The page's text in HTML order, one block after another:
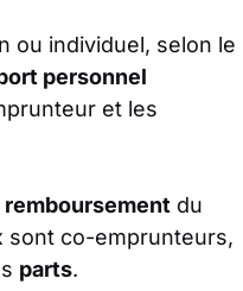
ou individuel, selon le
personnel
et les
remboursement du
sont co-emprunteurs,
parts.